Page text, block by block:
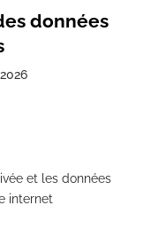
données
et les données
internet